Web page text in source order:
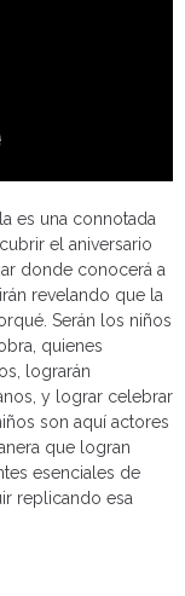
es una connotada
el aniversario
donde conocerá a
revelando que la
Serán los niños
quienes
lograrán
y lograr celebrar
son aquí actores
que logran
esenciales de
replicando esa